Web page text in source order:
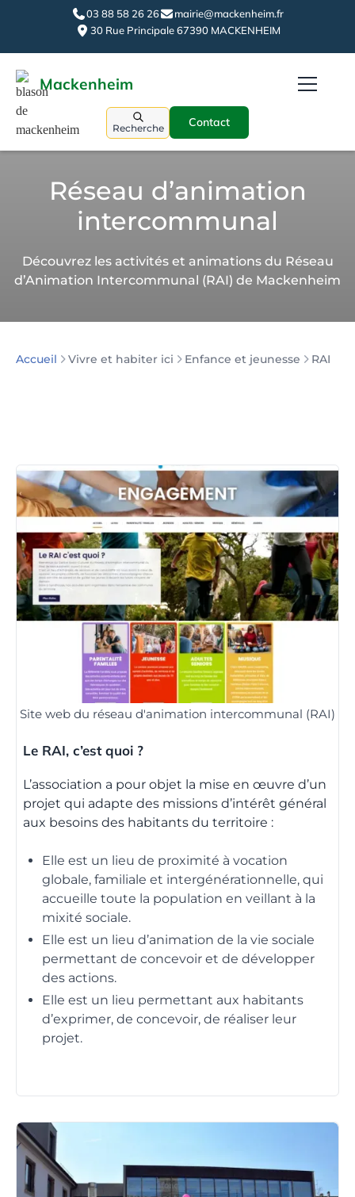
03 88 58 26 26
mairie@mackenheim.fr
30 Rue Principale 67390 MACKENHEIM
Mackenheim
Recherche Contact
Réseau d’animation
intercommunal
Découvrez les activités et animations du Réseau
d’Animation Intercommunal (RAI) de Mackenheim
Accueil Vivre et habiter ici Enfance et jeunesse RAI
Site web du réseau d'animation intercommunal (RAI)
Le RAI, c’est quoi ?
L’association a pour objet la mise en œuvre d’un
projet qui adapte des missions d’intérêt général
aux besoins des habitants du territoire :
Elle est un lieu de proximité à vocation
globale, familiale et intergénérationnelle, qui
accueille toute la population en veillant à la
mixité sociale.
Elle est un lieu d’animation de la vie sociale
permettant de concevoir et de développer
des actions.
Elle est un lieu permettant aux habitants
d’exprimer, de concevoir, de réaliser leur
projet.